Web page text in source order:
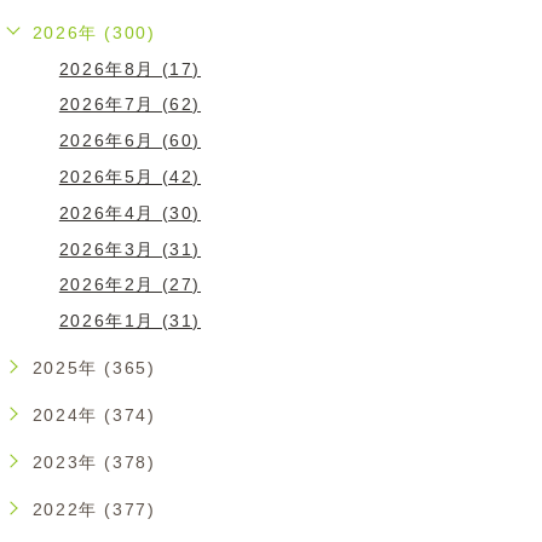
2026年 (300)
2026年8月 (17)
2026年7月 (62)
2026年6月 (60)
2026年5月 (42)
2026年4月 (30)
2026年3月 (31)
2026年2月 (27)
2026年1月 (31)
2025年 (365)
2024年 (374)
2023年 (378)
2022年 (377)